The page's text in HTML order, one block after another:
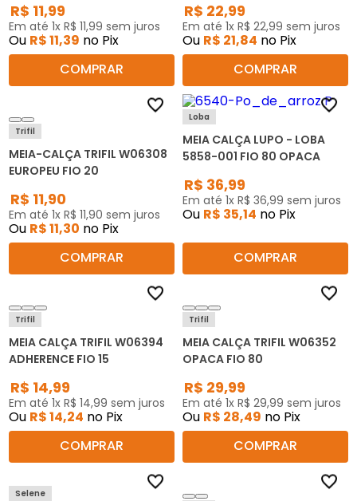
R$ 11,99
Em até 1x R$ 11,99 sem juros
Ou R$11,39 no Pix
COMPRAR
R$ 22,99
Em até 1x R$ 22,99 sem juros
Ou R$ 21,84 no Pix
COMPRAR
Trifil
MEIA-CALÇA TRIFIL W06308
EUROPEU FIO 20
R$ 11,90
Em até 1x R$ 11,90 sem juros
Ou R$11,30 no Pix
COMPRAR
Loba
MEIA CALÇA LUPO - LOBA
5858-001 FIO 80 OPACA
R$ 36,99
Em até 1x R$ 36,99 sem juros
Ou R$ 35,14 no Pix
COMPRAR
Trifil
MEIA CALÇA TRIFIL W06394
ADHERENCE FIO 15
R$ 14,99
Em até 1x R$ 14,99 sem juros
Ou R$14,24 no Pix
COMPRAR
Trifil
MEIA CALÇA TRIFIL W06352
OPACA FIO 80
R$ 29,99
Em até 1x R$ 29,99 sem juros
Ou R$ 28,49 no Pix
COMPRAR
Selene